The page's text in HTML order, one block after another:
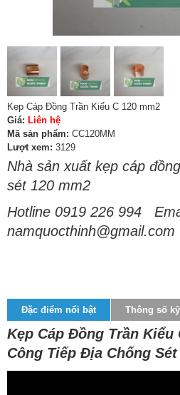
Kẹp Cáp Đồng Trần Kiểu C 120 mm2
Giá: Liên hệ
Mã sản phẩm: CC120MM
Lượt xem: 3129
Nhà sản xuất kẹp cáp
sét 120 mm2
Hotline 0919 226 994
namquocthinh@gmail.com
Đặc điểm nổi bật Thông số
Kẹp Cáp Đồng Trần Kiểu
Công Tiếp Địa Chống Sét